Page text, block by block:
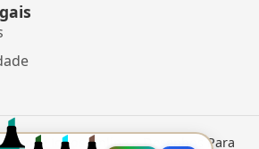
Jogos• Jogos Online e Desenhos Para